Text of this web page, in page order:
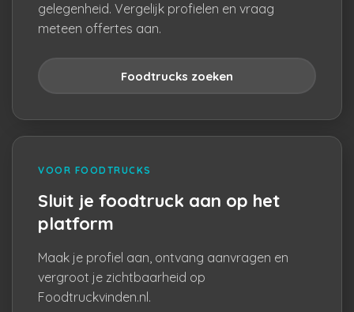
gelegenheid. Vergelijk profielen en vraag
meteen offertes aan.
Foodtrucks zoeken
VOOR FOODTRUCKS
Sluit je foodtruck aan op het
platform
Maak je profiel aan, ontvang aanvragen en
vergroot je zichtbaarheid op
Foodtruckvinden.nl.